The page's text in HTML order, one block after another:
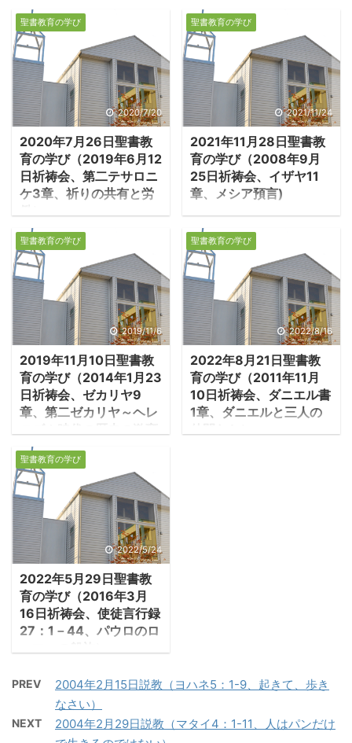
聖書教育の学び
2020/7/20
2020年7月26日聖書教
育の学び（2019年6月12
日祈祷会、第二テサロニ
ケ3章、祈りの共有と労
１．祈りの助力 ・パ
ウロは今、コリントで伝
道しながら、テサロニケ
教会へ手紙を書いてい
る。彼はテサロニケの
人々のために祈りなが
ら、彼らも祈ってくれる
事を求める。「互いに祈
る」、祈りの共有は大事
なことだ。 －第二テサロ
ニケ3:1-2「兄弟たち、私
さい。主の言葉が、あな
たがたのところでそうで
あったように、速やかに
宣べ伝えられ、あがめら
れるように、また、私た
ちが道に外れた悪人ども
から逃れられるように、
と祈ってください。すべ
ての人に、信仰があるわ
けではないのです」。 ...
聖書教育の学び
2021/11/24
2021年11月28日聖書教
育の学び（2008年9月
25日祈祷会、イザヤ11
章、メシア預言)
１．イザヤのメシア預
言 ・イザヤ書11章はメ
シア預言として知られて
いる。メシア預言は現実
の王に対する失望から来
ている。イザヤはヒゼキ
ヤ王に期待をかけ、彼を
「平和の君」と称えたが
（9：5）、ヒゼキヤも現
実政治の中で右往左往す
る王に過ぎず、やがてア
ッシリアに対抗するため
聖書教育の学び
2019/11/6
2019年11月10日聖書教
育の学び（2014年1月23
日祈祷会、ゼカリヤ9
章、第二ゼカリヤ～ヘレ
の中で）
1.第二ゼカリヤ書とはど
のような書か ・ゼカリ
ヤ1-8章（第一ゼカリ
ヤ）は捕囚からの解放、
神殿再建の時代の中で書
かれた。それから200年
の時が過ぎ、ユダを支配
していたペルシャはアレ
キサンダーのギリシャ軍
に敗北し（前333年、イ
ッソスの戦い）、アレキ
サンダーは南下してエジ
プトに向かい、途上の海
岸沿いのシリア（ダマス
コ）、フェニキヤ（ティ
聖書教育の学び
2022/8/16
2022年8月21日聖書教
育の学び（2011年11月
10日祈祷会、ダニエル書
1章、ダニエルと三人の
し、古代オリエントの時
ンドロスは、わずか12年
間でペルシア帝国の支配
聖書教育の学び
2022/5/24
2022年5月29日聖書教
育の学び（2016年3月
16日祈祷会、使徒言行録
27：1－44、パウロのロ
かって船出する ・パウ
ロは裁判を受けるために
ローマへ護送されること
PREV
2004年2月15日説教（ヨハネ5：1-9、起きて、歩き
なさい）
NEXT
2004年2月29日説教（マタイ4：1-11、人はパンだけ